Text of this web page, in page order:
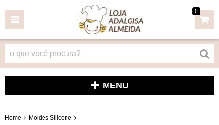
0
MENU
Home Moldes Silicone